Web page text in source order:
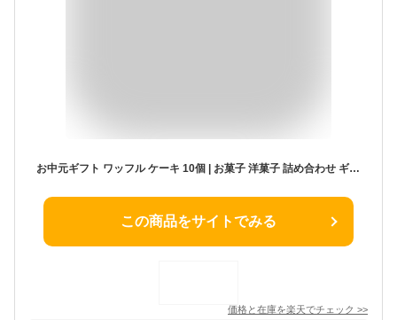
お中元ギフト ワッフル ケーキ 10個 | お菓子 洋菓子 詰め合わせ ギフト 個包装 お中元 御中元 ワッフルケーキ スイーツ 冷凍 お取り寄せスイーツ 女性 彼女 妻 お中元スイーツギフト 誕生日プレゼント ワッフルサンド かわいい おしゃれ 手土産 お礼 3000円 送料無料
この商品をサイトでみる
価格と在庫を楽天でチェック >>